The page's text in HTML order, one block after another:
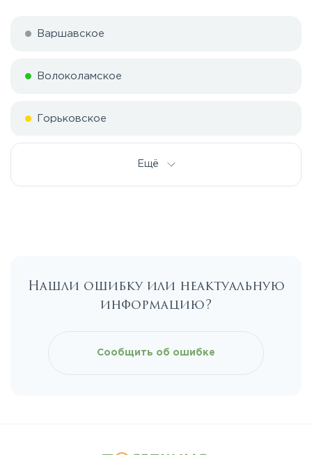
Варшавское
Волоколамское
Горьковское
Каширское
Ещё
Нашли ошибку или неактуальную
информацию?
Сообщить об ошибке